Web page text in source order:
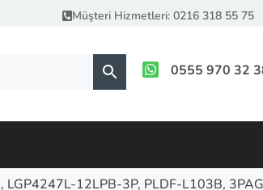
Müşteri Hizmetleri: 0216 318 55 75
0555 970 32
12LPB-3P, PLDF-L103B,